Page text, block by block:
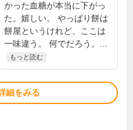
かった血糖が本当に下がっ
た。嬉しい。 やっぱり餅は
餅屋というけれど、ここは
一味違う。 何でだろう。...
もっと読む
細をみる